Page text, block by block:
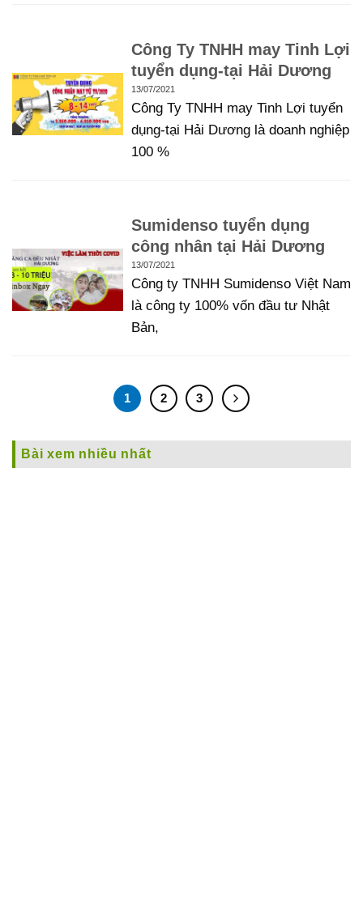
Công Ty TNHH may Tinh Lợi
tuyển dụng-tại Hải Dương
13/07/2021
Công Ty TNHH may Tinh Lợi tuyển
dụng-tại Hải Dương là doanh nghiệp
100 %
Sumidenso tuyển dụng
công nhân tại Hải Dương
13/07/2021
Công ty TNHH Sumidenso Việt Nam
là công ty 100% vốn đầu tư Nhật
Bản,
1 2 3
Bài xem nhiều nhất